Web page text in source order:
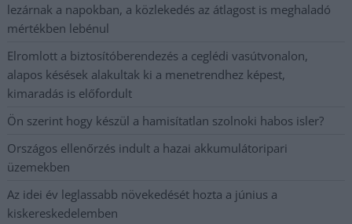
lezárnak a napokban, a közlekedés az átlagost is meghaladó
mértékben lebénul
Elromlott a biztosítóberendezés a ceglédi vasútvonalon,
alapos késések alakultak ki a menetrendhez képest,
kimaradás is előfordult
Ön szerint hogy készül a hamisítatlan szolnoki habos isler?
Országos ellenőrzés indult a hazai akkumulátoripari
üzemekben
Az idei év leglassabb növekedését hozta a június a
kiskereskedelemben